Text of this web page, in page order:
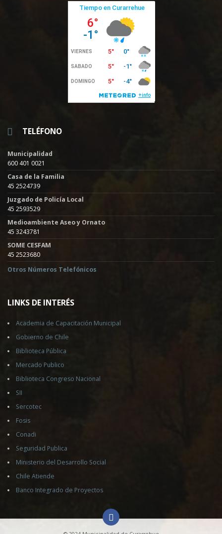
TELÉFONO
Municipalidad
600 401 0021
Casa de la Familia
45 2524739
Juzgado de Policía Local
45 2593529
Medioambiente Aseo y Ornato
45 3243781
SOME CESFAM
45 2523680
Otros Números Telefónicos
LINKS DE INTERÉS
Academia de Capacitación Municipal
Gobierno de Chile
Biblioteca Pública
Mercado Publico
Biblioteca Congreso Nacional
SII
Sercotec
Fosis
Conadi
Seguridad Publica
Ministerio del Desarrollo Social
Chile Atiende
Banco Integrado de Proyectos